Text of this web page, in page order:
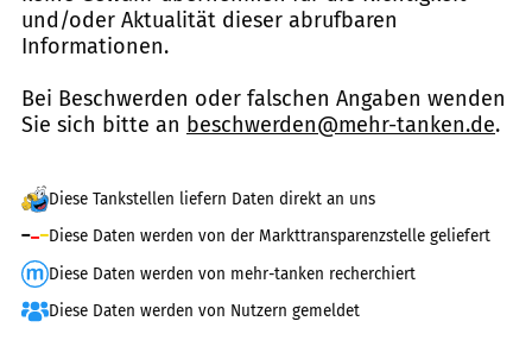
und/oder Aktualität dieser abrufbaren
Informationen.
Bei Beschwerden oder falschen Angaben wenden
Sie sich bitte an beschwerden@mehr-tanken.de.
Diese Tankstellen liefern Daten direkt an uns
Diese Daten werden von der Markttransparenzstelle geliefert
Diese Daten werden von mehr-tanken recherchiert
Diese Daten werden von Nutzern gemeldet